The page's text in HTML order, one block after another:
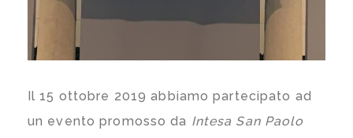
Il 15 ottobre 2019 abbiamo partecipato ad
un evento promosso da Intesa San Paolo